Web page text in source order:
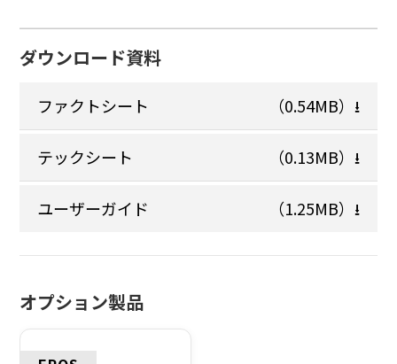
ダウンロード資料
ファクトシート （0.54MB） ⭳
テックシート （0.13MB） ⭳
ユーザーガイド （1.25MB） ⭳
オプション製品